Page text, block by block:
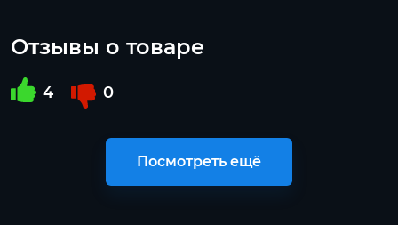
Отзывы о товаре
4 0
Посмотреть ещё